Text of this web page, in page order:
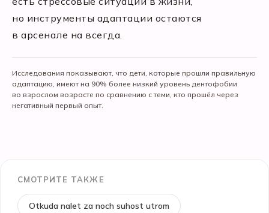
но инструменты адаптации остаются
в арсенале на всегда.
Исследования показывают, что дети, которые прошли правильную
адаптацию, имеют на 90% более низкий уровень дентофобии
во взрослом возрасте по сравнению с теми, кто прошёл через
негативный первый опыт.
СМОТРИТЕ ТАКЖЕ
Otkuda nalet za noch suhost utrom